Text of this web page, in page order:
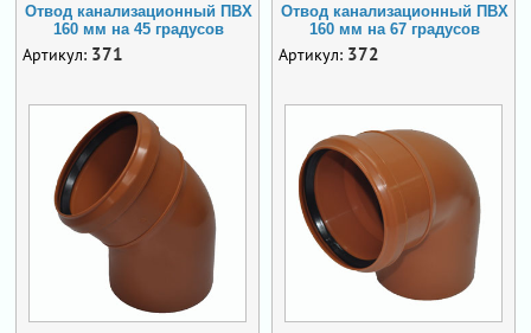
Отвод канализационный ПВХ
160 мм на 45 градусов
Артикул: 371
Отвод канализационный ПВХ
160 мм на 67 градусов
Артикул: 372